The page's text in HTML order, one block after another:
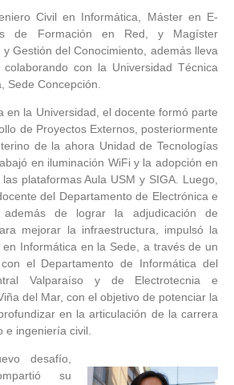
Civil en Informática, Máster en E-
de Formación en Red, y Magíster
Gestión del Conocimiento, además lleva
con la Universidad Técnica
Sede Concepción.
en la Universidad, el docente formó parte
de Proyectos Externos, posteriormente
de la ahora Unidad de Tecnologías
en iluminación WiFi y la adopción en
plataformas Aula USM y SIGA. Luego,
del Departamento de Electrónica e
además de lograr la adjudicación de
mejorar la infraestructura, impulsó la
Informática en la Sede, a través de un
el Departamento de Informática del
Valparaíso y de Electrotecnia e
del Mar, con el objetivo de potenciar la
en la articulación de la carrera
e ingeniería civil.
desafío,
su